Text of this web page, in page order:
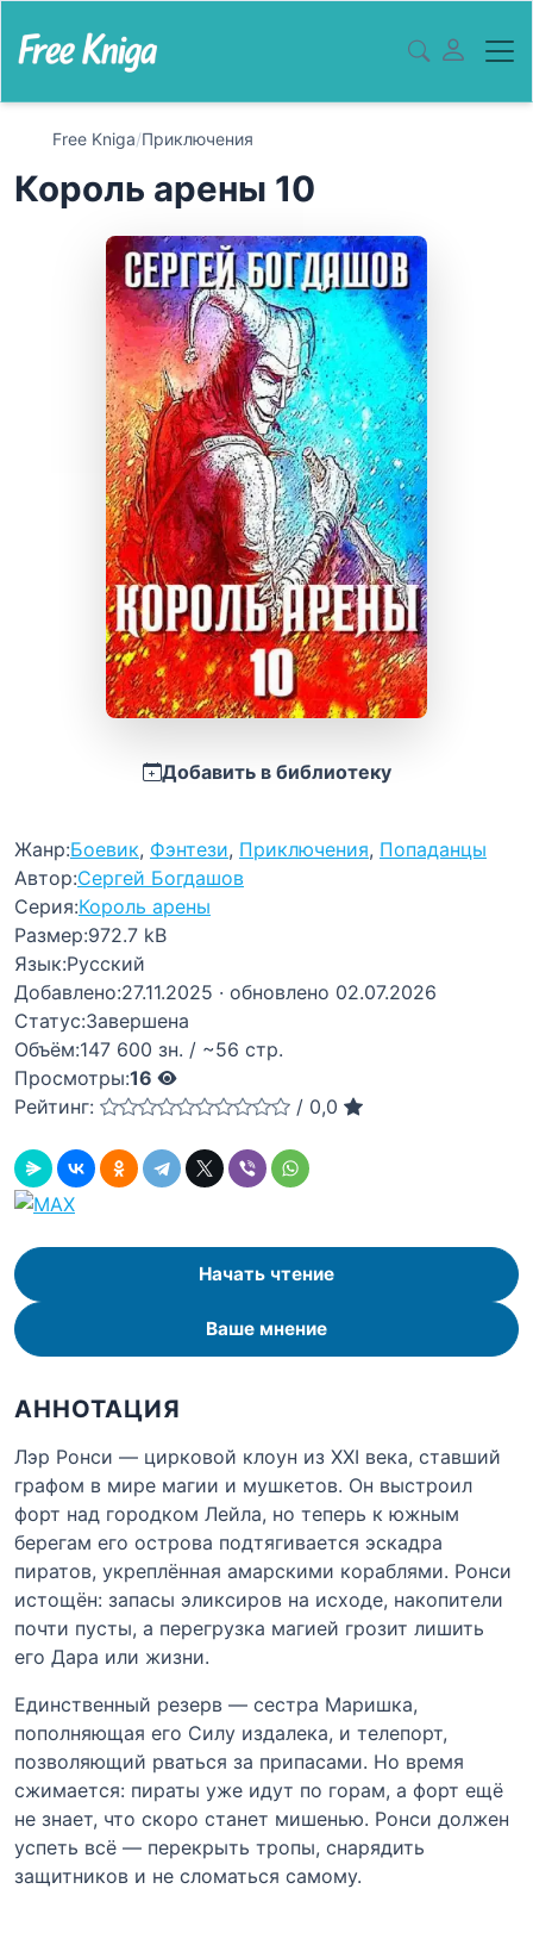
Free Kniga/Приключения
Король арены 10
Добавить в библиотеку
Жанр:Боевик, Фэнтези, Приключения, Попаданцы
Автор:Сергей Богдашов
Серия:Король арены
Размер:972.7 kB
Язык:Русский
Добавлено:27.11.2025 · обновлено 02.07.2026
Статус:Завершена
Объём:147 600 зн. / ~56 стр.
Просмотры:16
Рейтинг:
/ 0,0
Начать чтение
Ваше мнение
АННОТАЦИЯ
Лэр Ронси — цирковой клоун из XXI века, ставший
графом в мире магии и мушкетов. Он выстроил
форт над городком Лейла, но теперь к южным
берегам его острова подтягивается эскадра
пиратов, укреплённая амарскими кораблями. Ронси
истощён: запасы эликсиров на исходе, накопители
почти пусты, а перегрузка магией грозит лишить
его Дара или жизни.
Единственный резерв — сестра Маришка,
пополняющая его Силу издалека, и телепорт,
позволяющий рваться за припасами. Но время
сжимается: пираты уже идут по горам, а форт ещё
не знает, что скоро станет мишенью. Ронси должен
успеть всё — перекрыть тропы, снарядить
защитников и не сломаться самому.